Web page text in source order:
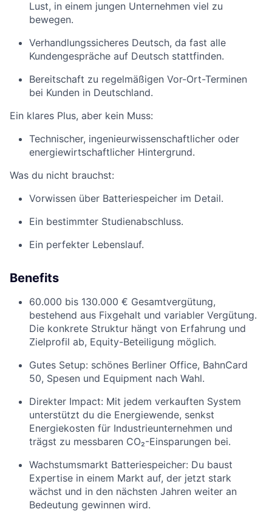
Lust, in einem jungen Unternehmen viel zu
bewegen.
Verhandlungssicheres Deutsch, da fast alle
Kundengespräche auf Deutsch stattfinden.
Bereitschaft zu regelmäßigen Vor-Ort-Terminen
bei Kunden in Deutschland.
Ein klares Plus, aber kein Muss:
Technischer, ingenieurwissenschaftlicher oder
energiewirtschaftlicher Hintergrund.
Was du nicht brauchst:
Vorwissen über Batteriespeicher im Detail.
Ein bestimmter Studienabschluss.
Ein perfekter Lebenslauf.
Benefits
60.000 bis 130.000 € Gesamtvergütung,
bestehend aus Fixgehalt und variabler Vergütung.
Die konkrete Struktur hängt von Erfahrung und
Zielprofil ab, Equity-Beteiligung möglich.
Gutes Setup: schönes Berliner Office, BahnCard
50, Spesen und Equipment nach Wahl.
Direkter Impact: Mit jedem verkauften System
unterstützt du die Energiewende, senkst
Energiekosten für Industrieunternehmen und
trägst zu messbaren CO₂-Einsparungen bei.
Wachstumsmarkt Batteriespeicher: Du baust
Expertise in einem Markt auf, der jetzt stark
wächst und in den nächsten Jahren weiter an
Bedeutung gewinnen wird.